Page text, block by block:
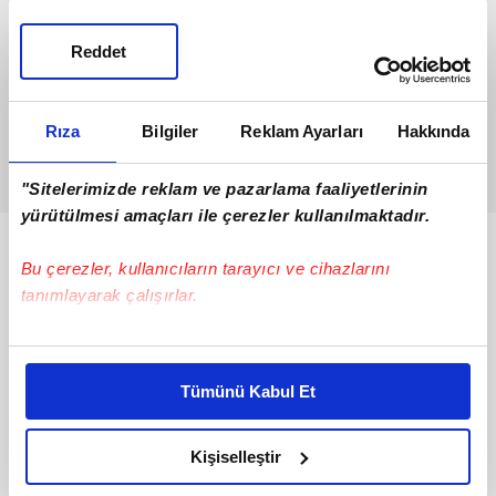
Rıza Bilgiler Reklam Ayarları Hakkında
"Sitelerimizde reklam ve pazarlama faaliyetlerinin
yürütülmesi amaçları ile çerezler kullanılmaktadır.
Bu çerezler, kullanıcıların tarayıcı ve cihazlarını
tanımlayarak çalışırlar.
Bu çerezlere izin vermeniz halinde sizlere özel
daha iyi reklam deneyimi yaşatabiliriz. Bunu yaparken
amacımızın size daha iyi bir reklam deneyimi sunmak
olduğunu ve sizlere en iyi içerikleri sunabilmek adına
elimizden gelen çabayı gösterdiğimizi ve bu noktada,
Tümünü Kabul Et
Kişiselleştir
Reddet
Bunlar da Var